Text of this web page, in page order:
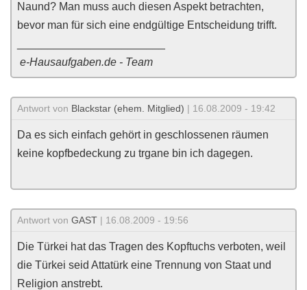
Naund? Man muss auch diesen Aspekt betrachten,
bevor man für sich eine endgültige Entscheidung trifft.
e-Hausaufgaben.de - Team
Antwort von Blackstar (ehem. Mitglied) | 16.08.2009 - 19:42
Da es sich einfach gehört in geschlossenen räumen
keine kopfbedeckung zu trgane bin ich dagegen.
Antwort von GAST | 16.08.2009 - 19:56
Die Türkei hat das Tragen des Kopftuchs verboten, weil
die Türkei seid Attatürk eine Trennung von Staat und
Religion anstrebt.